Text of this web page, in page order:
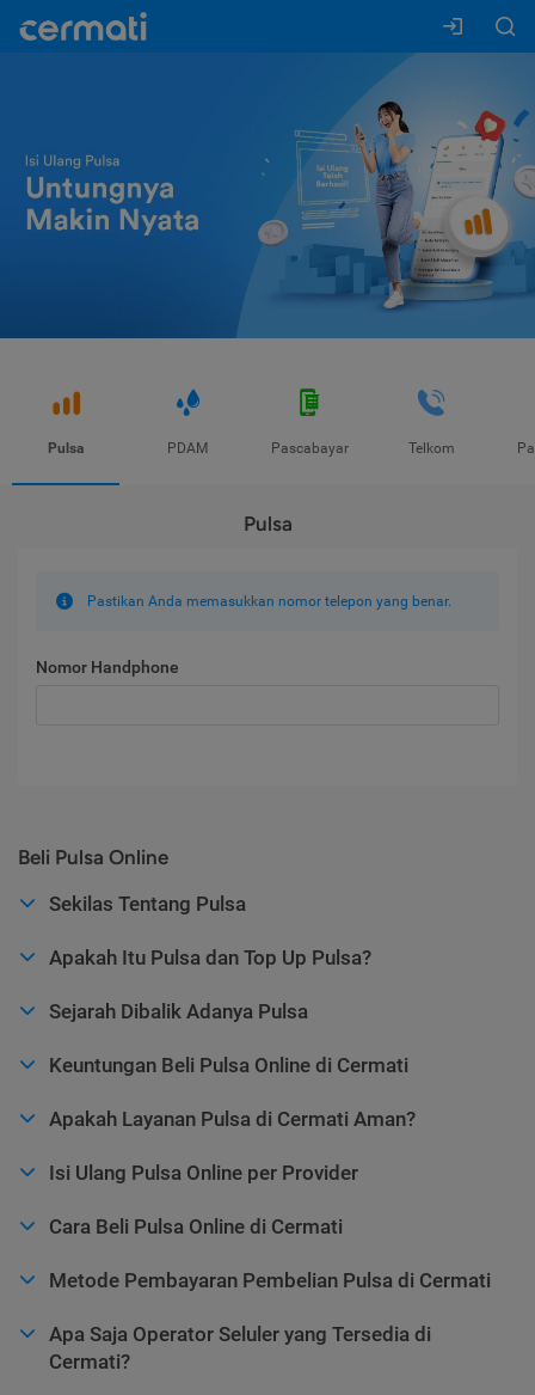
Pulsa PDAM Pascabayar Telkom
Pulsa
Pastikan Anda memasukkan nomor telepon yang benar.
Nomor Handphone
Beli Pulsa Online
Sekilas Tentang Pulsa
Apakah Itu Pulsa dan Top Up Pulsa?
Sejarah Dibalik Adanya Pulsa
Keuntungan Beli Pulsa Online di Cermati
Apakah Layanan Pulsa di Cermati Aman?
Isi Ulang Pulsa Online per Provider
Cara Beli Pulsa Online di Cermati
Metode Pembayaran Pembelian Pulsa di Cermati
Apa Saja Operator Seluler yang Tersedia di
Cermati?